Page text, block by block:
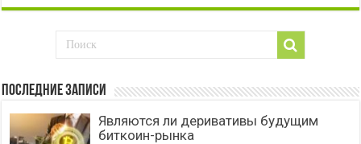
Последние записи
Являются ли деривативы будущим
биткоин-рынка